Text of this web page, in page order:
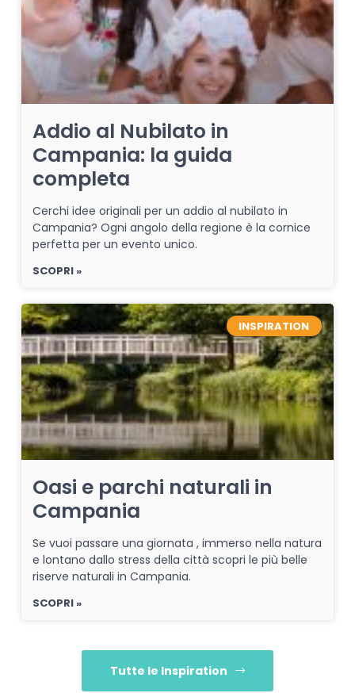
Addio al Nubilato in
Campania: la guida
completa
Cerchi idee originali per un addio al nubilato in
Campania? Ogni angolo della regione è la cornice
perfetta per un evento unico.
SCOPRI »
INSPIRATION
Oasi e parchi naturali in
Campania
Se vuoi passare una giornata , immerso nella natura
e lontano dallo stress della città scopri le più belle
riserve naturali in Campania.
SCOPRI »
Tutte le Inspiration